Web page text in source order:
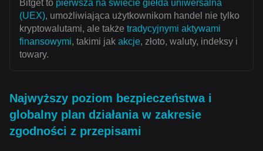
Bitget to pierwsza na świecie giełda uniwersalna
(UEX), umożliwiająca użytkownikom handel nie tylko
kryptowalutami, ale także tradycyjnymi aktywami
finansowymi, takimi jak akcje, złoto, waluty, indeksy i
towary.
Najwyższy poziom bezpieczeństwa i
globalny plan działania w zakresie
zgodności z przepisami